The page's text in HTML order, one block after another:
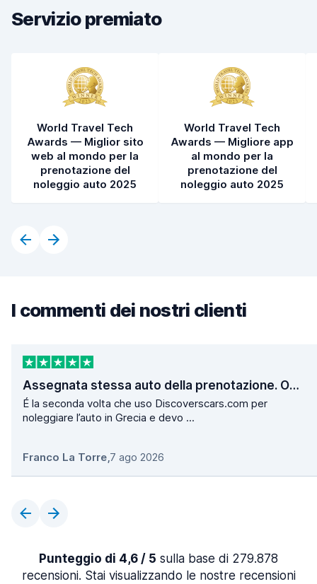
Condizioni dell'auto
Servizio premiato
World Travel Tech
Awards — Miglior sito
web al mondo per la
prenotazione del
noleggio auto 2025
World Travel Tech
Awards — Migliore app
al mondo per la
prenotazione del
noleggio auto 2025
I commenti dei nostri clienti
Assegnata stessa auto della prenotazione. Operazioni di ritiro e consegna velocissime.
É la seconda volta che uso Discoverscars.com per
noleggiare l’auto in Grecia e devo ...
Franco La Torre,7 ago 2026
Punteggio di 4,6 / 5 sulla base di 279.878
recensioni. Stai visualizzando le nostre recensioni